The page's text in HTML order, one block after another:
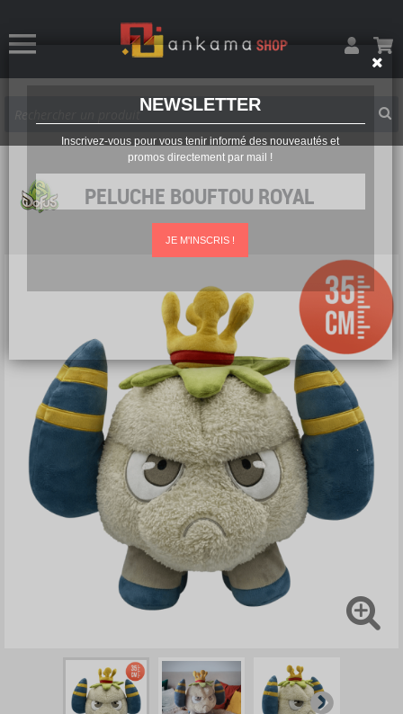
NEWSLETTER
Inscrivez-vous pour vous tenir informé des nouveautés et
promos directement par mail !
JE M'INSCRIS !
PELUCHE BOUFTOU ROYAL